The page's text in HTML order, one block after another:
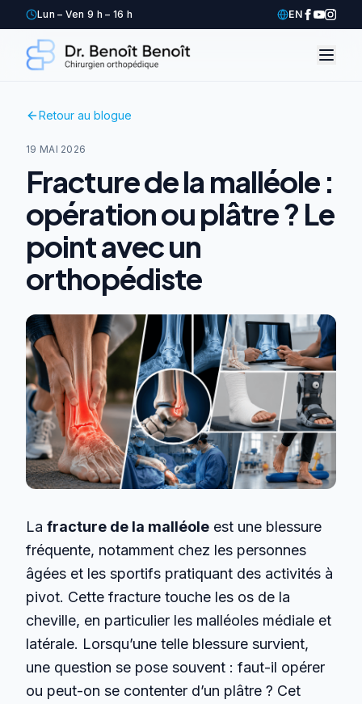
Lun – Ven 9 h – 16 h EN
Retour au blogue
19 MAI 2026
Fracture de la malléole :
opération ou plâtre ? Le
point avec un
orthopédiste
La fracture de la malléole est une blessure
fréquente, notamment chez les personnes
âgées et les sportifs pratiquant des activités à
pivot. Cette fracture touche les os de la
cheville, en particulier les malléoles médiale et
latérale. Lorsqu’une telle blessure survient,
une question se pose souvent : faut-il opérer
ou peut-on se contenter d’un plâtre ? Cet